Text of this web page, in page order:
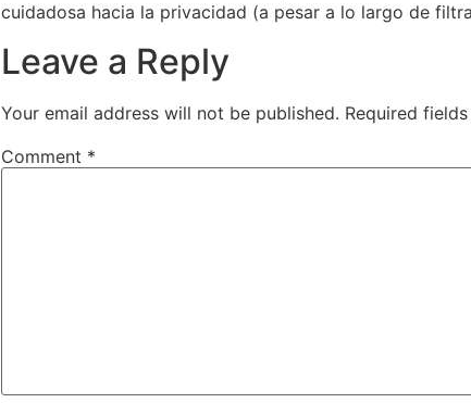
cuidadosa hacia la privacidad (a pesar a lo largo de
Leave a Reply
Your email address will not be published. Required
Comment *